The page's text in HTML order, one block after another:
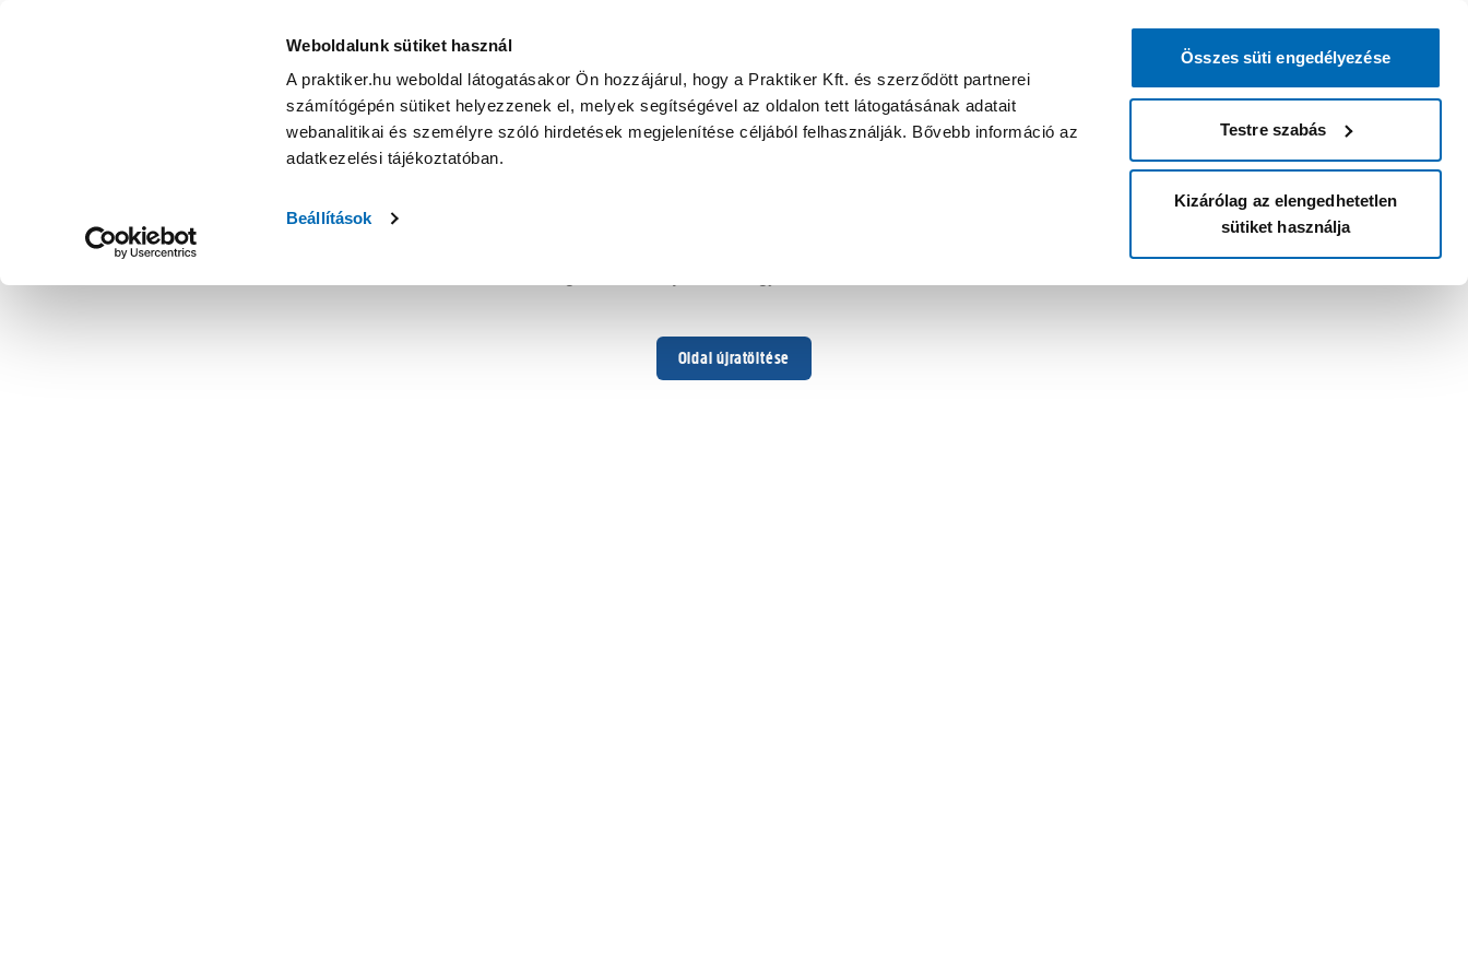
Weboldalunk sütiket használ
A praktiker.hu weboldal látogatásakor Ön hozzájárul, hogy a Praktiker Kft. és szerződött partnerei
számítógépén sütiket helyezzenek el, melyek segítségével az oldalon tett látogatásának adatait
webanalitikai és személyre szóló hirdetések megjelenítése céljából felhasználják. Bővebb információ az
adatkezelési tájékoztatóban.
Beállítások
Összes süti engedélyezése
Testre szabás
Kizárólag az elengedhetetlen
sütiket használja
Oldal újratöltése